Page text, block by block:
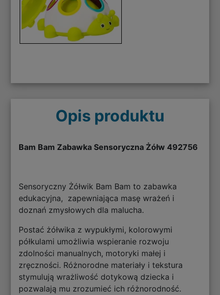
Opis produktu
Bam Bam Zabawka Sensoryczna Żółw 492756
Sensoryczny Żółwik Bam Bam to zabawka
edukacyjna, zapewniająca masę wrażeń i
doznań zmysłowych dla malucha.
Postać żółwika z wypukłymi, kolorowymi
półkulami umożliwia wspieranie rozwoju
zdolności manualnych, motoryki małej i
zręczności. Różnorodne materiały i tekstura
stymulują wrażliwość dotykową dziecka i
pozwalają mu zrozumieć ich różnorodność.